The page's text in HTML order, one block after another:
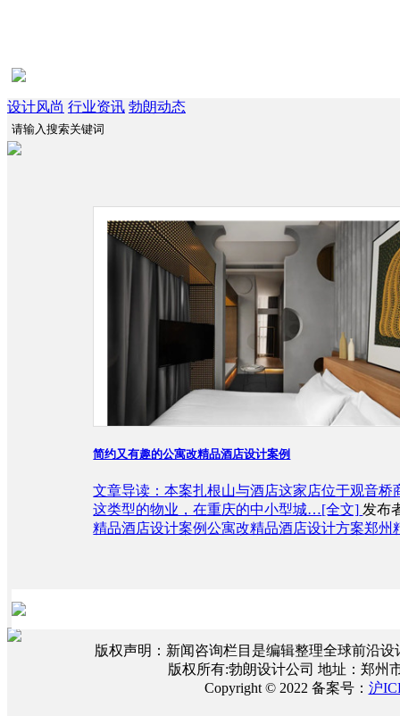
设计风尚 行业资讯 勃朗动态
简约又有趣的公寓改精品酒店设计案例
文章导读：本案扎根山与酒店这家店位于观音
这类型的物业，在重庆的中小型城…[全文] 发布
精品酒店设计案例公寓改精品酒店设计方案郑州
版权声明：新闻咨询栏目是编辑整理全球前沿
版权所有:勃朗设计公司 地址：郑州
Copyright © 2022 备案号： 沪